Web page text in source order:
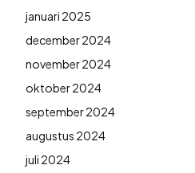
januari 2025
december 2024
november 2024
oktober 2024
september 2024
augustus 2024
juli 2024